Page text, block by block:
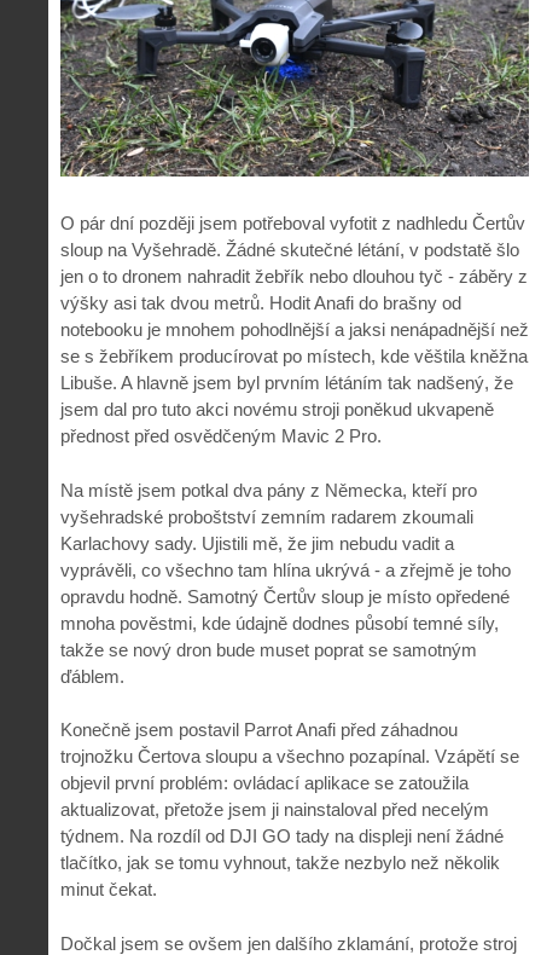
O pár dní později jsem potřeboval vyfotit z nadhledu Čertův
sloup na Vyšehradě. Žádné skutečné létání, v podstatě šlo
jen o to dronem nahradit žebřík nebo dlouhou tyč - záběry z
výšky asi tak dvou metrů. Hodit Anafi do brašny od
notebooku je mnohem pohodlnější a jaksi nenápadnější než
se s žebříkem producírovat po místech, kde věštila kněžna
Libuše. A hlavně jsem byl prvním létáním tak nadšený, že
jsem dal pro tuto akci novému stroji poněkud ukvapeně
přednost před osvědčeným Mavic 2 Pro.
Na místě jsem potkal dva pány z Německa, kteří pro
vyšehradské proboštství zemním radarem zkoumali
Karlachovy sady. Ujistili mě, že jim nebudu vadit a
vyprávěli, co všechno tam hlína ukrývá - a zřejmě je toho
opravdu hodně. Samotný Čertův sloup je místo opředené
mnoha pověstmi, kde údajně dodnes působí temné síly,
takže se nový dron bude muset poprat se samotným
ďáblem.
Konečně jsem postavil Parrot Anafi před záhadnou
trojnožku Čertova sloupu a všechno pozapínal. Vzápětí se
objevil první problém: ovládací aplikace se zatoužila
aktualizovat, přetože jsem ji nainstaloval před necelým
týdnem. Na rozdíl od DJI GO tady na displeji není žádné
tlačítko, jak se tomu vyhnout, takže nezbylo než několik
minut čekat.
Dočkal jsem se ovšem jen dalšího zklamání, protože stroj